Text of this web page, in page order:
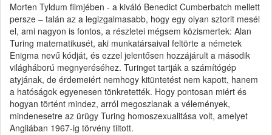
Morten Tyldum filmjében - a kiváló Benedict Cumberbatch mellett
persze – talán az a legizgalmasabb, hogy egy olyan sztorit mesél
el, ami nagyon is fontos, a részletei mégsem közismertek: Alan
Turing matematikusét, aki munkatársaival feltörte a németek
Enigma nevű kódját, és ezzel jelentősen hozzájárult a második
világháború megnyeréséhez. Turinget tartják a számítógép
atyjának, de érdemeiért nemhogy kitüntetést nem kapott, hanem
a hatóságok egyenesen tönkretették. Hogy pontosan miért és
hogyan történt mindez, arról megoszlanak a vélemények,
mindenesetre az ürügy Turing homoszexualitása volt, amelyet
Angliában 1967-ig törvény tiltott.